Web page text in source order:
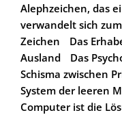
Alephzeichen, das
verwandelt sich
Zeichen
Das
Ausland
Das
Schisma zwischen
System der leeren
Computer ist die